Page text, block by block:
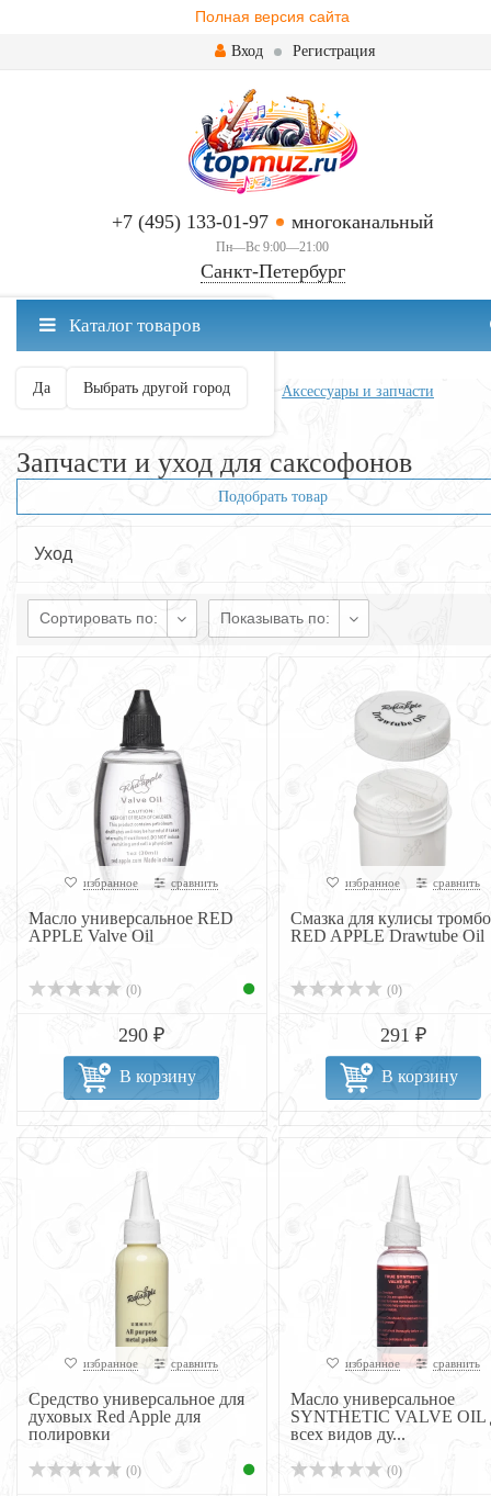
Полная версия сайта
Вход Регистрация
+7 (495) 133-01-97 многоканальный
Пн—Вс 9:00—21:00
Санкт-Петербург
Санкт-Петербург ваш город?
Да Выбрать другой город
Каталог товаров
Главная Духовые Саксофоны
Аксессуары и запчасти
Запчасти и уход для саксофонов
Подобрать товар
Уход
Сортировать по: Показывать по:
избранное сравнить
Масло универсальное RED
APPLE Valve Oil
(0)
290 ₽
В корзину
избранное сравнить
Смазка для кулисы
RED APPLE Drawtube Oil
(0)
291 ₽
В корзину
избранное сравнить
Средство универсальное для
духовых Red Apple для
полировки
(0)
избранное сравнить
Масло универсальное
SYNTHETIC VALVE OIL
всех видов ду...
(0)